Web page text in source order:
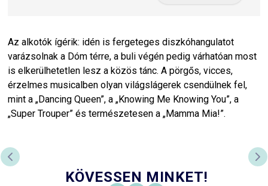
Az alkotók ígérik: idén is fergeteges diszkóhangulatot
varázsolnak a Dóm térre, a buli végén pedig várhatóan most
is elkerülhetetlen lesz a közös tánc. A pörgős, vicces,
érzelmes musicalben olyan világslágerek csendülnek fel,
mint a „Dancing Queen”, a „Knowing Me Knowing You”, a
„Super Trouper” és természetesen a „Mamma Mia!”.
PREVIOUS SLIDE
KÖVESSEN MINKET!